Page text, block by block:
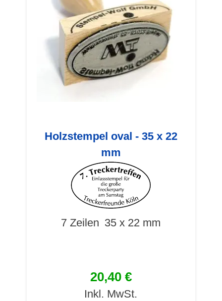
Holzstempel oval - 35 x 22
mm
7 Zeilen 35 x 22 mm
20,40 €
Inkl. MwSt.